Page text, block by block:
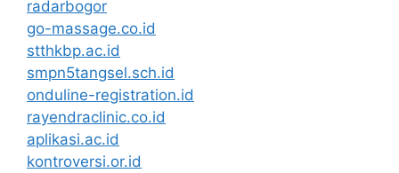
radarbogor
go-massage.co.id
stthkbp.ac.id
smpn5tangsel.sch.id
onduline-registration.id
rayendraclinic.co.id
aplikasi.ac.id
kontroversi.or.id